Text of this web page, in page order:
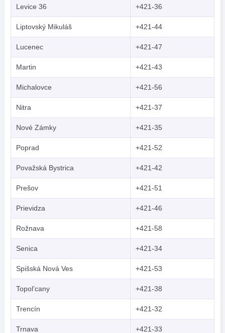
Levice 36 +421-36
Liptovský Mikuláš +421-44
Lucenec +421-47
Martin +421-43
Michalovce +421-56
Nitra +421-37
Nové Zámky +421-35
Poprad +421-52
Považská Bystrica +421-42
Prešov +421-51
Prievidza +421-46
Rožnava +421-58
Senica +421-34
Spišská Nová Ves +421-53
Topol’cany +421-38
Trencín +421-32
Trnava +421-33